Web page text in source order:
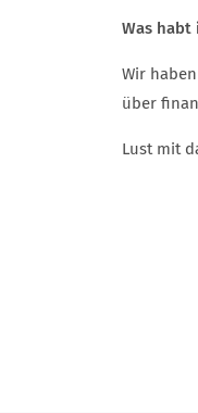
Was habt
Wir
über
Lust mit